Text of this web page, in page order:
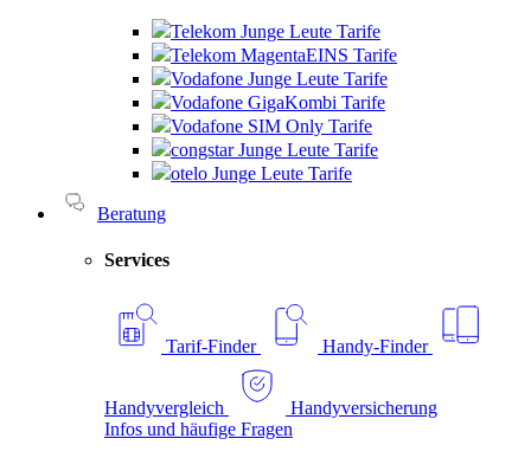
Telekom Junge Leute Tarife
Telekom MagentaEINS Tarife
Vodafone Junge Leute Tarife
Vodafone GigaKombi Tarife
Vodafone SIM Only Tarife
congstar Junge Leute Tarife
otelo Junge Leute Tarife
Beratung
Services
Tarif-Finder Handy-Finder
Handyvergleich
Handyversicherung
Infos und häufige Fragen